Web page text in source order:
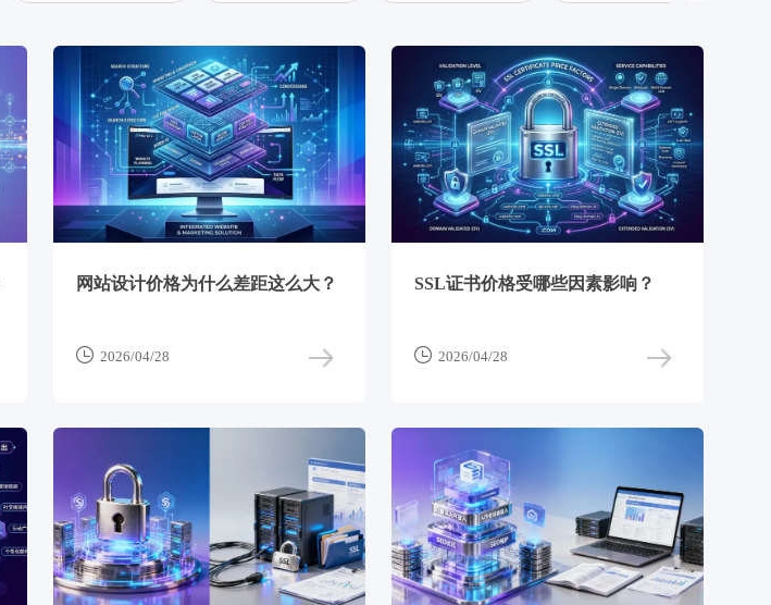
网站设计价格为什么差距这么大？
 2026/04/28
SSL证书价格受哪些因素影响？
 2026/04/28